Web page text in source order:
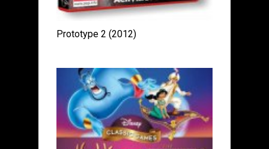
Prototype 2 (2012)